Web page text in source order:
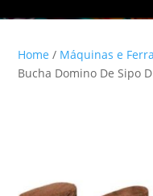
Home / Máquinas e
Bucha Domino De Sipo